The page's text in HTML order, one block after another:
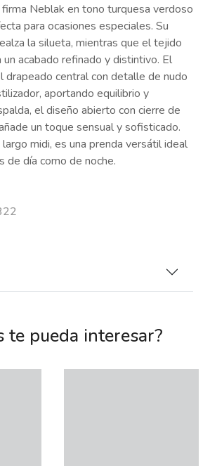
Neblak en tono turquesa verdoso
para ocasiones especiales. Su
la silueta, mientras que el tejido
acabado refinado y distintivo. El
drapeado central con detalle de nudo
aportando equilibrio y
el diseño abierto con cierre de
un toque sensual y sofisticado.
midi, es una prenda versátil ideal
de día como de noche.
te pueda interesar?